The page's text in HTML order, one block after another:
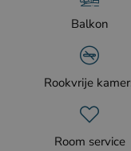
Balkon
Rookvrije
Room service